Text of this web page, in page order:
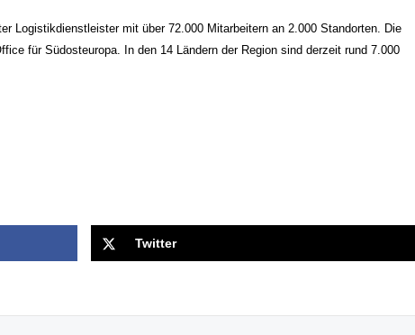
Logistikdienstleister mit über 72.000 Mitarbeitern an 2.000 Standorten. Die
für Südosteuropa. In den 14 Ländern der Region sind derzeit rund 7.000
Twitter